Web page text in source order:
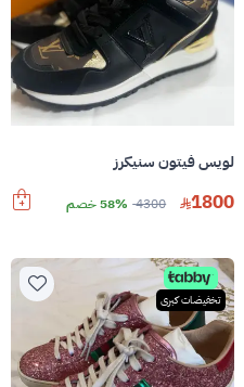
لويس فيتون سنيكرز
1800
4300 58% خصم
تخفيضات كبرى